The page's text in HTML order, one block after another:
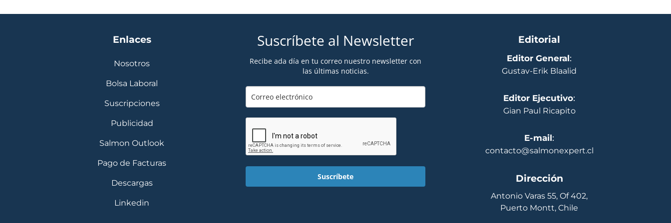
Enlaces
Nosotros
Bolsa Laboral
Suscripciones
Publicidad
Salmon Outlook
Pago de Facturas
Descargas
Linkedin
Suscríbete al Newsletter
Recibe ada día en tu correo nuestro newsletter con
las últimas noticias.
Suscríbete
Editorial
Editor General:
Gustav-Erik Blaalid
Editor Ejecutivo:
Gian Paul Ricapito
E-mail:
contacto@salmonexpert.cl
Dirección
Antonio Varas 55, Of 402,
Puerto Montt, Chile